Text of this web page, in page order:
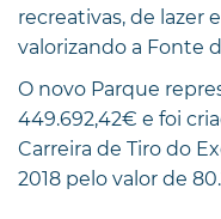
recreativas, de lazer
valorizando a Fonte
O novo Parque
449.692,42€ e foi
Carreira de Tiro do
2018 pelo valor de